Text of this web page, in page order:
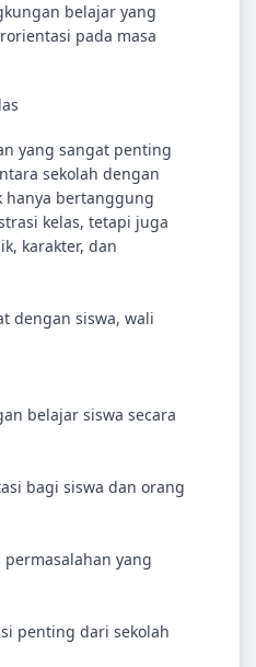
belajar yang
pada masa
yang sangat penting
sekolah dengan
hanya bertanggung
kelas, tetapi juga
karakter, dan
dengan siswa, wali
belajar siswa secara
bagi siswa dan orang
yang
penting dari sekolah